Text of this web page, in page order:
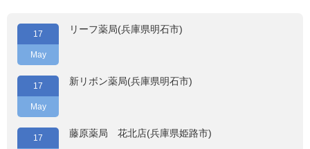
17
May
リーフ薬局(兵庫県明石市)
17
May
新リボン薬局(兵庫県明石市)
17 藤原薬局 花北店(兵庫県姫路市)